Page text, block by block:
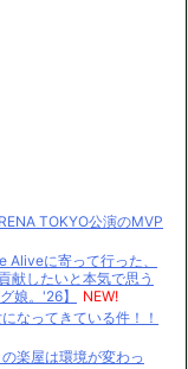
TOKYO公演のMVP
Aliveに寄って行った、
献したいと本気で思う
娘。'26】
NEW!
なってきている件！！
楽屋は環境が変わっ